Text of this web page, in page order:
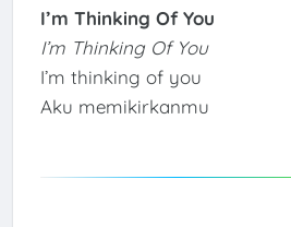
I’m Thinking Of You
I’m Thinking Of You
I’m thinking of you
Aku memikirkanmu